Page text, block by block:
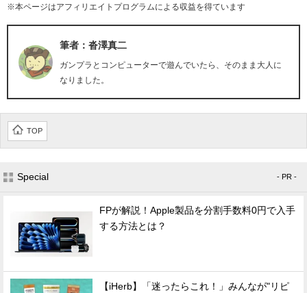
※本ページはアフィリエイトプログラムによる収益を得ています
筆者：沓澤真二
ガンプラとコンピューターで遊んでいたら、そのまま大人に
なりました。
TOP
Special - PR -
FPが解説！Apple製品を分割手数料0円で入手
する方法とは？
【iHerb】「迷ったらこれ！」みんなが"リピ